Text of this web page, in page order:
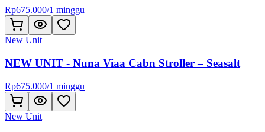
Rp675.000/1 minggu
New Unit
NEW UNIT - Nuna Viaa Cabn Stroller – Seasalt
Rp675.000/1 minggu
New Unit